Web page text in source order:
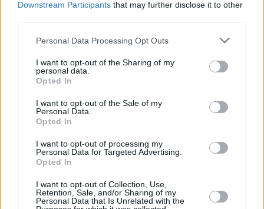
Downstream Participants that may further disclose it to other
Personal Data Processing Opt Outs
I want to opt-out of the Sharing of my
personal data.
Opted In
I want to opt-out of the Sale of my
Personal Data.
Opted In
I want to opt-out of processing my
Personal Data for Targeted Advertising.
Opted In
I want to opt-out of Collection, Use,
Retention, Sale, and/or Sharing of my
Personal Data that Is Unrelated with the
09:00-18:00
Τετάρτη (Πρωτοχρονιά) 1/1/25: Αργία
ΠερισσότερεςΕιδήσεις σήμερα
Γενέθλια σήμερα για την Χάρις Αλεξίου: Η
ηλικία και η κατάθεση ψυχής για το τραγούδι
Γέρακας: Διάρρηξη «μαμούθ» σε
μονοκατοικία – Άρπαξαν 270.000 ευρώ από
αυτοσχέδια κρύπτη σε σκαλοπάτι